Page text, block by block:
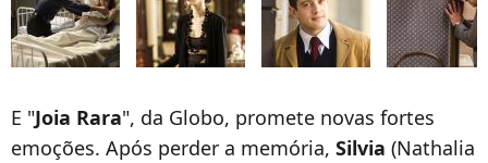
E "Joia Rara", da Globo, promete novas fortes
emoções. Após perder a memória, Silvia (Nathalia